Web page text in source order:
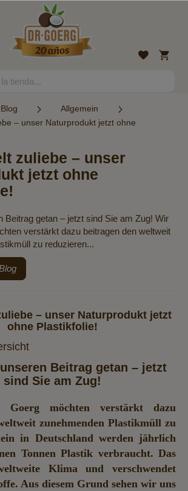
Lista
Mi
cesta
Blog
Allgemein
– unser Naturprodukt jetzt ohne
zuliebe – unser
jetzt ohne
Beitrag getan – jetzt sind Sie am Zug! Wir
verstärkt dazu beitragen den weltweit
zu reduzieren...
– unser Naturprodukt jetzt
ohne Plastikfolie!
Beitrag getan – jetzt
sind Sie am Zug!
möchten verstärkt dazu
zunehmenden Plastikmüll zu
in Deutschland werden jährlich
Tonnen Plastik verbraucht. Das
Klima und verschwendet
Aus diesem Grund sehen wir uns